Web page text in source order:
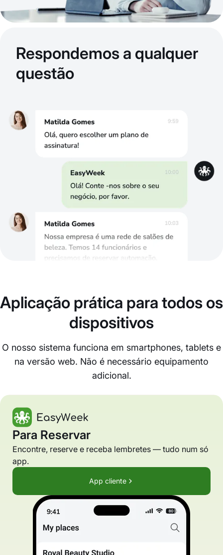
Respondemos a qualquer
questão
Aplicação prática para todos os
dispositivos
O nosso sistema funciona em smartphones, tablets e
na versão web. Não é necessário equipamento
adicional.
Para Reservar
Encontre, reserve e receba lembretes — tudo num só
app.
App cliente